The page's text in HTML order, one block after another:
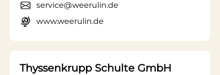
service@weerulin.de
www.weerulin.de
Thyssenkrupp Schulte GmbH